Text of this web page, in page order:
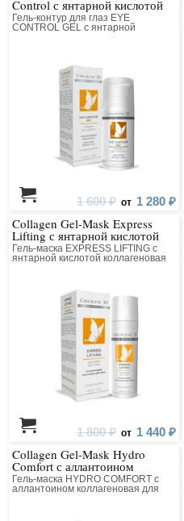
Control с янтарной кислотой
Гель-контур для глаз EYE
CONTROL GEL с янтарной
1 600 ₽ от 1 280 ₽
Collagen Gel-Mask Express
Lifting с янтарной кислотой
Гель-маска EXPRESS LIFTING с
янтарной кислотой коллагеновая
1 800 ₽ от 1 440 ₽
Collagen Gel-Mask Hydro
Comfort с аллантоином
Гель-маска HYDRO COMFORT с
аллантоином коллагеновая для